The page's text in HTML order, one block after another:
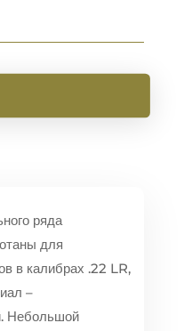
ряда
для
в калибрах .22 LR,
–
Небольшой